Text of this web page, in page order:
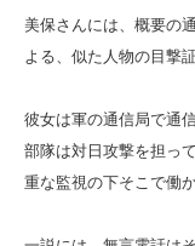
美保さんには、概要の
よる、似た人物の目撃
彼女は軍の通信局で通
部隊は対日攻撃を担っ
重な監視の下そこで働